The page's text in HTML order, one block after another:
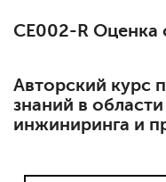
СЕ002-R Оценка
Авторский курс
знаний в
инжиниринга и